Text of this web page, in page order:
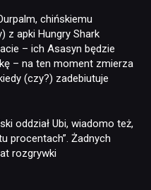
chińskiemu
z apki Hungry Shark
– ich Asasyn będzie
– na ten moment zmierza
(czy?) zadebiutuje
oddział Ubi, wiadomo też,
procentach”. Żadnych
rozgrywki